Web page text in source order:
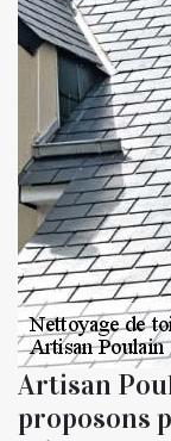
Artisan
proposons